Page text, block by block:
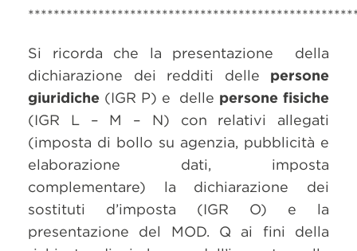
Si ricorda che la presentazione della
dichiarazione dei redditi delle persone
giuridiche (IGR P) e delle persone fisiche
(IGR L – M – N) con relativi allegati
(imposta di bollo su agenzia, pubblicità e
elaborazione dati, imposta
complementare) la dichiarazione dei
sostituti d’imposta (IGR O) e la
presentazione del MOD. Q ai fini della